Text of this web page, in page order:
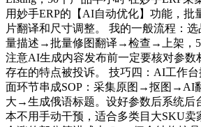
用妙手ERP的【AI自动优化】功能，批
片翻译和尺寸调整。 我的一般流程：
量描述→批量修图翻译→检查→上架，
注意AI生成内容发布前一定要核对参数
存在的特点被投诉。 技巧四：AI工作
面环节串成SOP：采集原图→抠图
大→生成俄语标题。设好参数后系统后
本不用手动干预，适合多类目大SKU卖